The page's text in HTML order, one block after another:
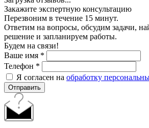
Закажите экспертную консультацию
Перезвоним в течение 15 минут.
Ответим на вопросы, обсудим задачи,
решение и запланируем работы.
Будем на связи!
Ваше имя *
Телефон *
Я согласен на обработку
Отправить